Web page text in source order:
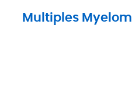
Multiples Myelom